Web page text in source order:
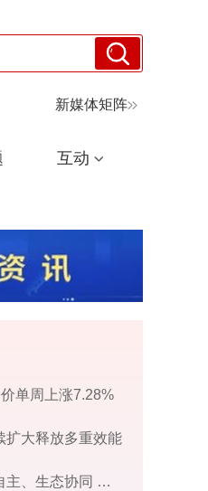
新媒体矩阵
互动
单周上涨7.28%
扩大释放多重效能
国智造开启“三重跃迁”